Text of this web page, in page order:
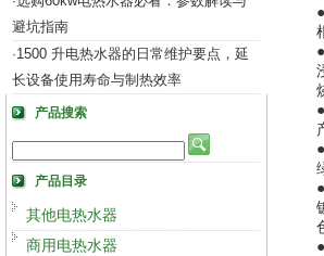
避坑指南
·1500 升电热水器的日常维护要点，延
长设备使用寿命与制热效率
产品搜索
产品目录
其他电热水器
商用电热水器
●
●
●
●
●